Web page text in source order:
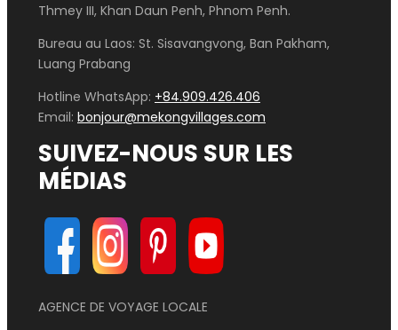
Thmey III, Khan Daun Penh, Phnom Penh.
Bureau au Laos: St. Sisavangvong, Ban Pakham,
Luang Prabang
Hotline WhatsApp: +84.909.426.406
Email: bonjour@mekongvillages.com
SUIVEZ-NOUS SUR LES
MÉDIAS
AGENCE DE VOYAGE LOCALE